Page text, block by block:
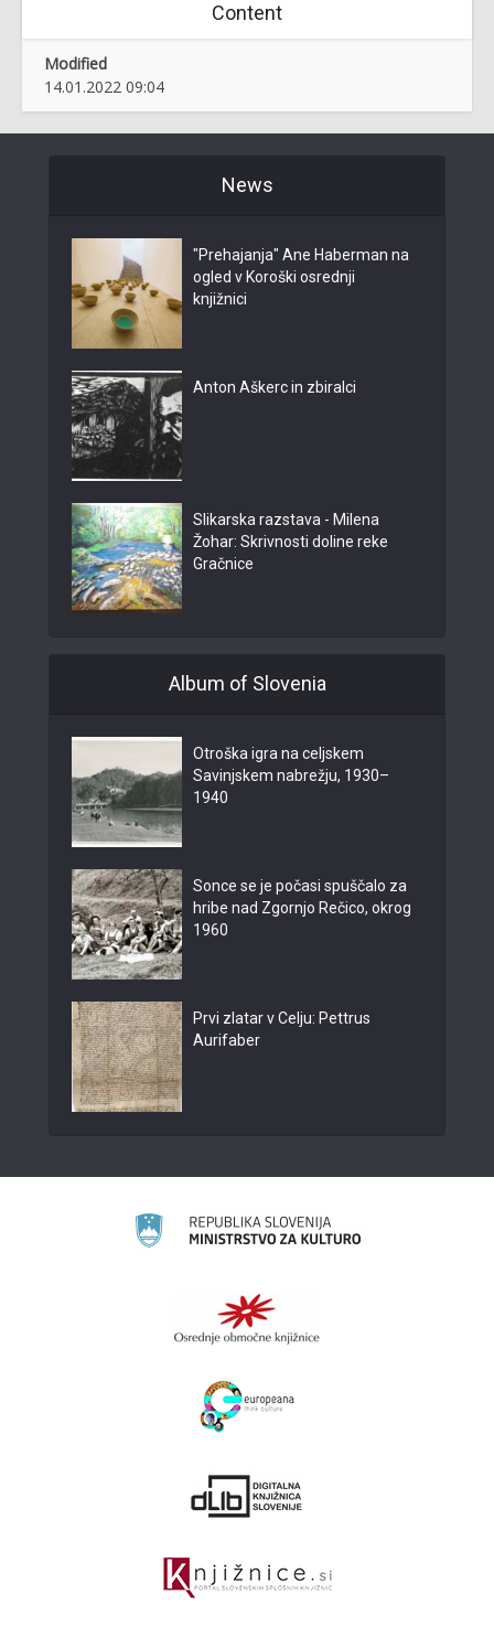
Content
Modified
14.01.2022 09:04
News
"Prehajanja" Ane Haberman na
ogled v Koroški osrednji
knjižnici
Anton Aškerc in zbiralci
Slikarska razstava - Milena
Žohar: Skrivnosti doline reke
Gračnice
Album of Slovenia
Otroška igra na celjskem
Savinjskem nabrežju, 1930–
1940
Sonce se je počasi spuščalo za
hribe nad Zgornjo Rečico, okrog
1960
Prvi zlatar v Celju: Pettrus
Aurifaber